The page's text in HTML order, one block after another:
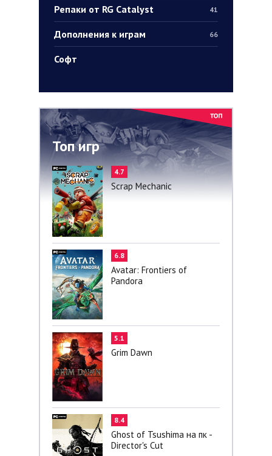
Репаки от RG Catalyst 41
Дополнения к играм 66
Софт
Топ игр
4.7
Scrap Mechanic
6.8
Avatar: Frontiers of
Pandora
5.1
Grim Dawn
8.4
Ghost of Tsushima на пк -
Director's Cut